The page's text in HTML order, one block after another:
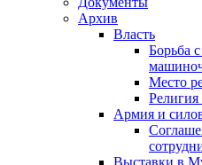
Архив
Власть
Борьба
Место
Религия
Армия и
Выставки в